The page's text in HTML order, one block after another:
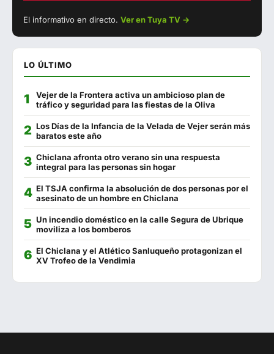
Los Hermanitos
Francisco Fontanilla 956 440 802
El Estadio 602 557 739
Cervecería Los Tres Hermanos 956 441 280
La Chanca 956 928 278
El Sopa
El Andaluz 956 440 051
Malabata
Séptimo Arte
La Escama
La Fontanilla 956 441 130
La Almazara
EN DIRECTO
El informativo en directo. Ver en Tuya TV →
LO ÚLTIMO
Vejer de la Frontera activa un ambicioso plan de
tráfico y seguridad para las fiestas de la Oliva
Los Días de la Infancia de la Velada de Vejer serán más
baratos este año
Chiclana afronta otro verano sin una respuesta
integral para las personas sin hogar
El TSJA confirma la absolución de dos personas por el
asesinato de un hombre en Chiclana
Un incendio doméstico en la calle Segura de Ubrique
moviliza a los bomberos
El Chiclana y el Atlético Sanluqueño protagonizan el
XV Trofeo de la Vendimia